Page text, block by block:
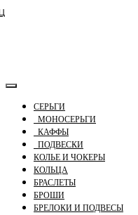
СЕРЬГИ
МОНОСЕРЬГИ
КАФФЫ
ПОДВЕСКИ
КОЛЬЕ И ЧОКЕРЫ
КОЛЬЦА
БРАСЛЕТЫ
БРОШИ
БРЕЛОКИ И ПОДВЕСЫ